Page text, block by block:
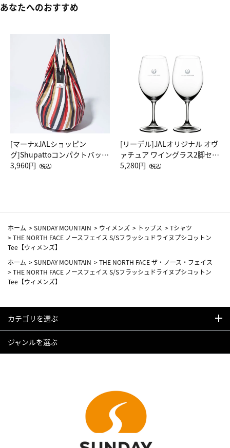
あなたへのおすすめ
[マーナxJALショッピン
グ]Shupattoコンパクトバッグ
Drop JAL客室乗務員（LC）ス
3,960円 （税込）
[リーデル]JALオリジナル オヴ
ァチュア ワイングラス2脚セッ
ト（レッドワイン）
5,280円 （税込）
ホーム >SUNDAY MOUNTAIN > ウィメンズ > トップス >Tシャツ
>THE NORTH FACE ノースフェイス S/Sフラッシュドライヌプシコットン
Tee【ウィメンズ】
ホーム >SUNDAY MOUNTAIN >THE NORTH FACE ザ・ノース・フェイス
>THE NORTH FACE ノースフェイス S/Sフラッシュドライヌプシコットン
Tee【ウィメンズ】
カテゴリを選ぶ
ジャンルを選ぶ